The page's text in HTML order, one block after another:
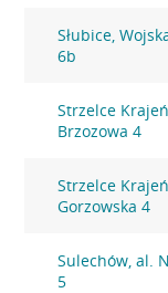
Słubice,
6b
Strzelce
Brzozowa 4
Strzelce
Gorzowska 4
Sulechów, al.
5